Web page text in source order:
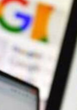
पर
किया जाता